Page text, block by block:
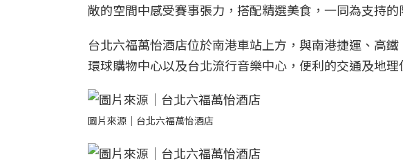
敞的空間中感受賽事張力，搭配精選美食，一同為支持
台北六福萬怡酒店位於南港車站上方，與南港捷運、高
環球購物中心以及台北流行音樂中心，便利的交通及地
圖片來源｜台北六福萬怡酒店